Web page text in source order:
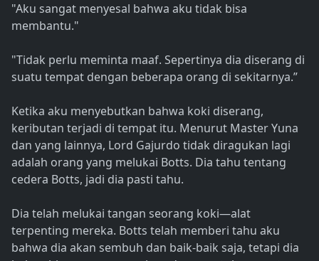
"Aku sangat menyesal bahwa aku tidak bisa
membantu."
"Tidak perlu meminta maaf. Sepertinya dia diserang di
suatu tempat dengan beberapa orang di sekitarnya.”
Ketika aku menyebutkan bahwa koki diserang,
keributan terjadi di tempat itu. Menurut Master Yuna
dan yang lainnya, Lord Gajurdo tidak diragukan lagi
adalah orang yang melukai Botts. Dia tahu tentang
cedera Botts, jadi dia pasti tahu.
Dia telah melukai tangan seorang koki—alat
terpenting mereka. Botts telah memberi tahu aku
bahwa dia akan sembuh dan baik-baik saja, tetapi dia